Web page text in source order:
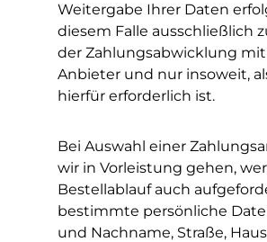
Weitergabe Ihrer Daten
diesem Falle ausschließlich
der Zahlungsabwicklung
Anbieter und nur insoweit,
hierfür erforderlich ist.
Bei Auswahl einer
wir in Vorleistung gehen,
Bestellablauf auch
bestimmte persönliche
und Nachname, Straße,